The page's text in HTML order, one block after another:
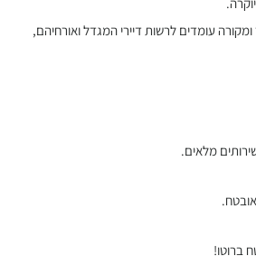
עומדים לרשות דיירי המגדל ואורחיהם,